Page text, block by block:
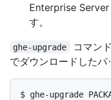
Enterprise Server
す。
ghe-upgrade コマン
でダウンロードしたパ
$ ghe-upgrade